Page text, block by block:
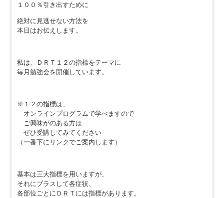
１００％引き出すために
絶対に見逃せない方法を
本日はお伝えします。
私は、ＤＲＴ１２の指標をテーマに
毎月勉強会を開催しています。
※１２の指標は、
オンラインプログラムで学べますので
ご興味がのある方は
ぜひ受講してみてください
（一番下にリンクでご案内します）
基本は三大指標を用いますが、
それにプラスして各症状、
各部位ごとにＤＲＴには指標があります。